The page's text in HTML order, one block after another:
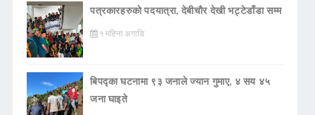
पत्रकारहरुको पदयात्रा, देबीचौर देखी भट्टेडाँडा सम्म
१ महिना अगाडि
बिपद्का घटनामा ९३ जनाले ज्यान गुमाए, ४ सय ४५
जना घाइते